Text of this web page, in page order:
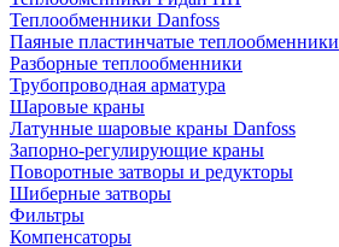
Теплообменники Danfoss
Паяные пластинчатые теплообменники
Разборные теплообменники
Трубопроводная арматура
Шаровые краны
Латунные шаровые краны Danfoss
Запорно-регулирующие краны
Поворотные затворы и редукторы
Шиберные затворы
Фильтры
Компенсаторы